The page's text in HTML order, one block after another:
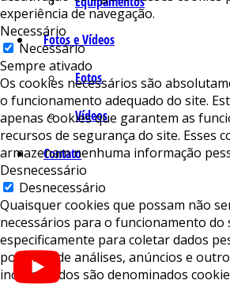
Fotos e Vídeos
Fotos
Vídeos
Contato
experiência de navegação.
Necessário
Necessário
Sempre ativado
Os cookies necessários são
o funcionamento adequado do site.
apenas cookies que garantem as
recursos de segurança do site. Esses
armazenam nenhuma informação
Desnecessário
Desnecessário
Quaisquer cookies que possam não
necessários para o funcionamento do
especificamente para coletar dados
por meio de análises, anúncios e
incorporados são denominados